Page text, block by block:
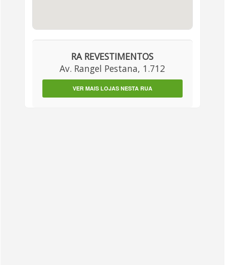
RA REVESTIMENTOS
Av. Rangel Pestana, 1.712
VER MAIS LOJAS NESTA RUA